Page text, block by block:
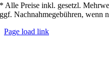
* Alle Preise inkl. gesetzl.
ggf. Nachnahmegebühren, wenn
Page load link